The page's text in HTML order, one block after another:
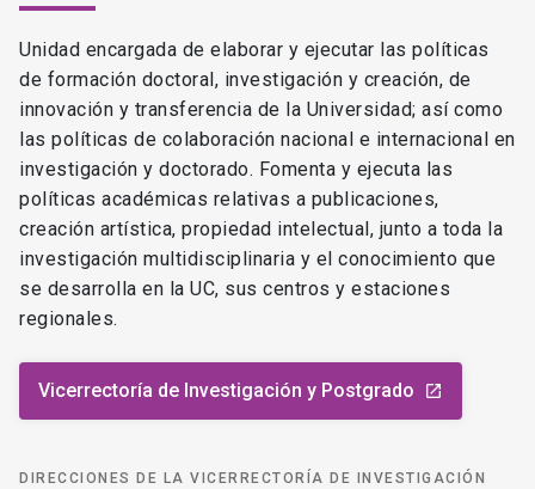
Unidad encargada de elaborar y ejecutar las políticas
de formación doctoral, investigación y creación, de
innovación y transferencia de la Universidad; así como
las políticas de colaboración nacional e internacional en
investigación y doctorado. Fomenta y ejecuta las
políticas académicas relativas a publicaciones,
creación artística, propiedad intelectual, junto a toda la
investigación multidisciplinaria y el conocimiento que
se desarrolla en la UC, sus centros y estaciones
regionales.
Vicerrectoría de Investigación y Postgrado launch
DIRECCIONES DE LA VICERRECTORÍA DE INVESTIGACIÓN